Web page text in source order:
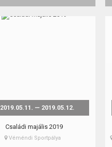
2019.05.11. — 2019.05.12.
Családi majális 2019
Véméndi Sportpálya